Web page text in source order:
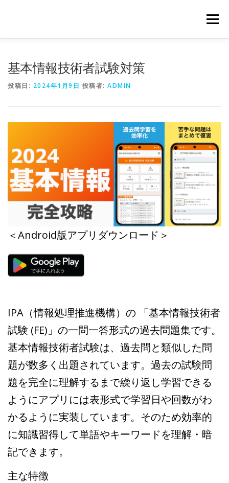
メニュー
基本情報技術者試験対策
投稿日: 2024年1月9日 投稿者: ADMIN
＜Android版アプリダウンロード＞
IPA（情報処理推進機構）の 「基本情報技術者
試験 (FE)」の一問一答形式の過去問題集です。
基本情報技術者試験は、過去問と類似した問
題が数多く出題されています。過去の試験問
題を完全に理解するまで繰り返し学習できる
ようにアプリには表形式で学習日や回数がわ
かるように実装しています。そのため効率的
に知識習得して単語やキーワードを理解・暗
記できます。
主な特徴